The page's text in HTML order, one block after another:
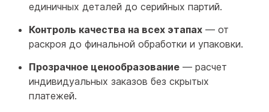
единичных деталей до серийных партий.
Контроль качества на всех этапах — от
раскроя до финальной обработки и упаковки.
Прозрачное ценообразование — расчет
индивидуальных заказов без скрытых
платежей.